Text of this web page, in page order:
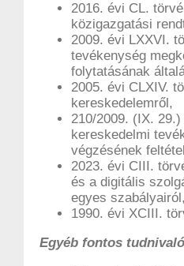
2016. évi CL.
közigazgatási
2009. évi LXXVI.
tevékenység
folytatásának
2005. évi CLXIV.
kereskedelemről,
210/2009. (IX.
kereskedelmi
végzésének
2023. évi CIII.
és a digitális
egyes szabályairól,
1990. évi XCIII.
Egyéb fontos